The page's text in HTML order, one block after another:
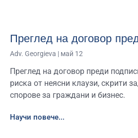
Преглед на договор
Adv. Georgieva май 12
Преглед на договор преди
риска от неясни клаузи, скрити
спорове за граждани и бизнес.
Научи повече...